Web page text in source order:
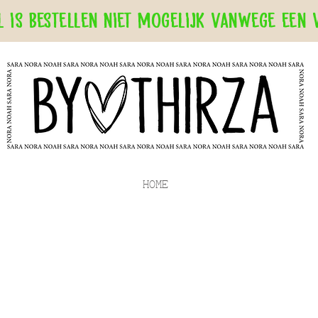
is bestellen niet mogelijk vanwege een
HOME